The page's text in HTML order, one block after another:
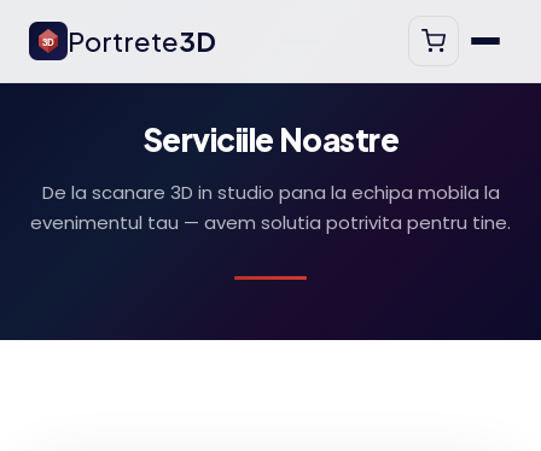
3D Portrete3D
Serviciile Noastre
De la scanare 3D in studio pana la echipa mobila la
evenimentul tau — avem solutia potrivita pentru tine.